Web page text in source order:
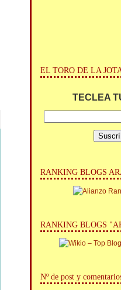
EL TORO DE LA
TECLEA
RANKING BLOGS
RANKING BLOGS
Nº de post y